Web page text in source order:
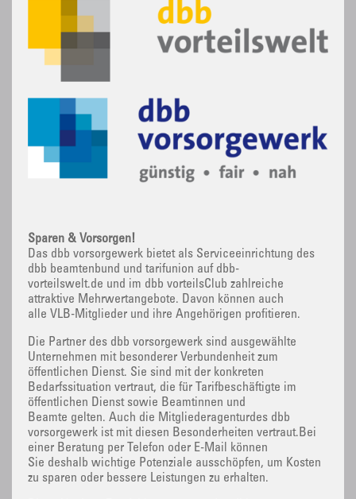
Sparen & Vorsorgen!
Das dbb vorsorgewerk bietet als Serviceeinrichtung des
dbb beamtenbund und tarifunion auf dbb-
vorteilswelt.de und im dbb vorteilsClub zahlreiche
attraktive Mehrwertangebote. Davon können auch
alle VLB-Mitglieder und ihre Angehörigen profitieren.
Die Partner des dbb vorsorgewerk sind ausgewählte
Unternehmen mit besonderer Verbundenheit zum
öffentlichen Dienst. Sie sind mit der konkreten
Bedarfssituation vertraut, die für Tarifbeschäftigte im
öffentlichen Dienst sowie Beamtinnen und
Beamte gelten. Auch die Mitgliederagenturdes dbb
vorsorgewerk ist mit diesen Besonderheiten vertraut.Bei
einer Beratung per Telefon oder E-Mail können
Sie deshalb wichtige Potenziale ausschöpfen, um Kosten
zu sparen oder bessere Leistungen zu erhalten.